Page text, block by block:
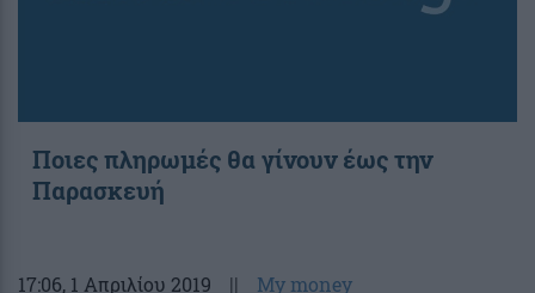
Ποιες πληρωμές θα γίνουν έως την
Παρασκευή
17:06, 1 Απριλίου 2019 || My money